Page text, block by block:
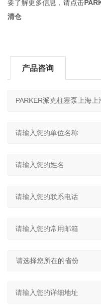
要了解更多信息，请点击
清仓
产品咨询